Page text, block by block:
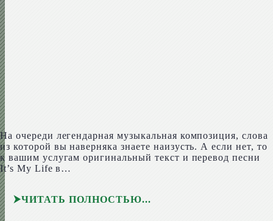
На очереди легендарная музыкальная композиция, слова
из которой вы наверняка знаете наизусть. А если нет, то
к вашим услугам оригинальный текст и перевод песни
It’s My Life в…
ЧИТАТЬ ПОЛНОСТЬЮ